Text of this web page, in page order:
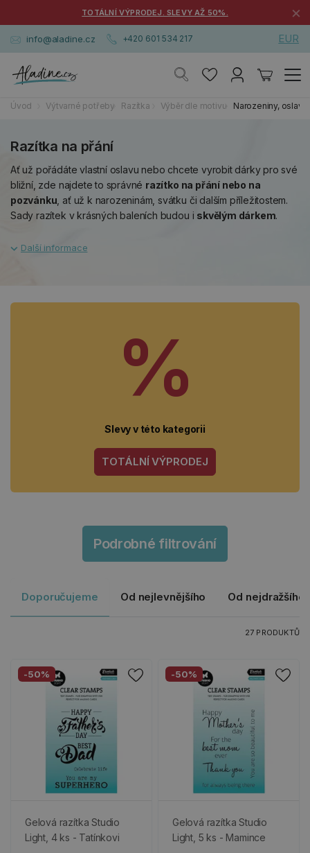
TOTÁLNÍ VÝPRODEJ. SLEVY AŽ 50%. ×
info@aladine.cz +420 601 534 217 EUR
Úvod Výtvarné potřeby Razítka Výběr dle motivu Narozeniny, oslavy
Razítka na přání
Ať už pořádáte vlastní oslavu nebo chcete vyrobit dárky pro své
bližní, zde najdete to správné razítko na přání nebo na
pozvánku , ať už k narozeninám, svátku či dalším příležitostem.
Sady razítek v krásných baleních budou i skvělým dárkem.
%
Slevy v této kategorii
TOTÁLNÍ VÝPRODEJ
Podrobné filtrování
Doporučujeme Od nejlevnějšího Od nejdražšího
27 PRODUKTŮ
-50%
Gelová razítka Studio
Light, 4 ks - Tatínkovi
-50%
Gelová razítka Studio
Light, 5 ks - Mamince